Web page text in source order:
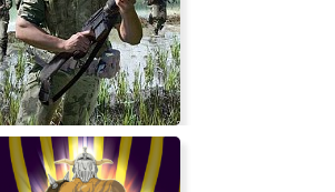
Mask of Mists